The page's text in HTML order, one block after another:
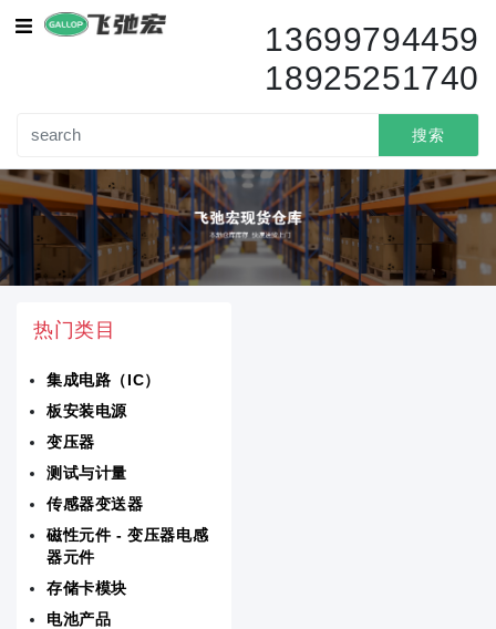
13699794459
18925251740
搜索
集成电路（IC）
变压器
电路保护
电容器
电阻器
分立半导体产品
隔离器
电池产品
电感器线圈扼流圈
RF/IF射频/中频和 RFID
存储卡模块
热门类目
集成电路（IC）
板安装电源
变压器
测试与计量
传感器变送器
磁性元件 - 变压器电感
器元件
存储卡模块
电池产品